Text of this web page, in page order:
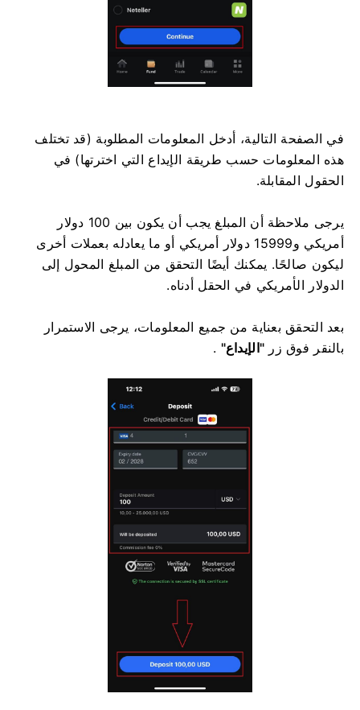
في الصفحة التالية، أدخل المعلومات المطلوبة (قد تختلف
هذه المعلومات حسب طريقة الإيداع التي اخترتها) في
الحقول المقابلة.
يرجى ملاحظة أن المبلغ يجب أن يكون بين 100 دولار
أمريكي و15999 دولار أمريكي أو ما يعادله بعملات أخرى
ليكون صالحًا. يمكنك أيضًا التحقق من المبلغ المحول إلى
الدولار الأمريكي في الحقل أدناه.
بعد التحقق بعناية من جميع المعلومات، يرجى الاستمرار
بالنقر فوق زر "الإيداع" .